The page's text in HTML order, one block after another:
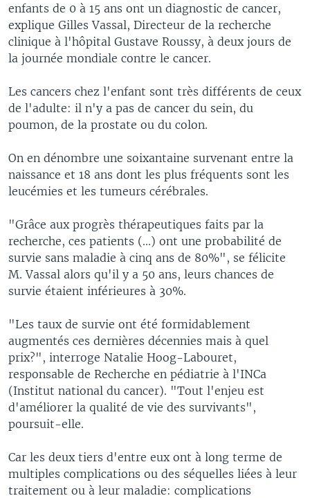
enfants de 0 à 15 ans ont un diagnostic de cancer,
explique Gilles Vassal, Directeur de la recherche
clinique à l'hôpital Gustave Roussy, à deux jours de
la journée mondiale contre le cancer.
Les cancers chez l'enfant sont très différents de ceux
de l'adulte: il n'y a pas de cancer du sein, du
poumon, de la prostate ou du colon.
On en dénombre une soixantaine survenant entre la
naissance et 18 ans dont les plus fréquents sont les
leucémies et les tumeurs cérébrales.
"Grâce aux progrès thérapeutiques faits par la
recherche, ces patients (...) ont une probabilité de
survie sans maladie à cinq ans de 80%", se félicite
M. Vassal alors qu'il y a 50 ans, leurs chances de
survie étaient inférieures à 30%.
"Les taux de survie ont été formidablement
augmentés ces dernières décennies mais à quel
prix?", interroge Natalie Hoog-Labouret,
responsable de Recherche en pédiatrie à l'INCa
(Institut national du cancer). "Tout l'enjeu est
d'améliorer la qualité de vie des survivants",
poursuit-elle.
Car les deux tiers d'entre eux ont à long terme de
multiples complications ou des séquelles liées à leur
traitement ou à leur maladie: complications